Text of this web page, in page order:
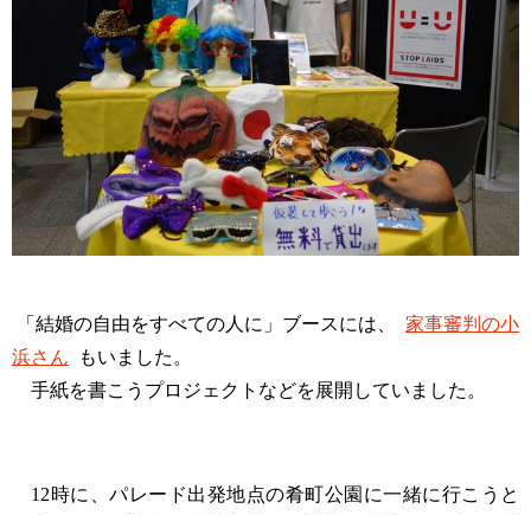
「結婚の自由をすべての人に」ブースには、
家事審判の小
浜さん
もいました。
手紙を書こうプロジェクトなどを展開していました。
12時に、パレード出発地点の肴町公園に一緒に行こうと